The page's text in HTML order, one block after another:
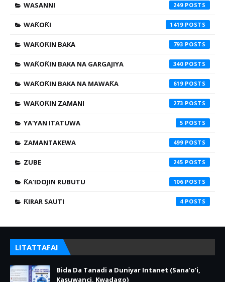
WASANNI 249
WAƘOƘI 1419
WAƘOƘIN BAKA 793
WAƘOƘIN BAKA NA GARGAJIYA 340
WAƘOƘIN BAKA NA MAWAƘA 619
WAƘOƘIN ZAMANI 273
YA'YAN ITATUWA 5
ZAMANTAKEWA 499
ZUBE 245
ƘA'IDOJIN RUBUTU 106
ƘIRAR SAUTI 4
LITATTAFAI
Bida Da Tanadi a Duniyar Intanet (Sana’o’i,
Kasuwanci, Kwadago)